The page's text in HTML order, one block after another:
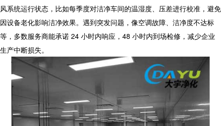
风系统运行状态，比如每季度对洁净车间的温湿度、压差进行校准，避免
因设备老化影响洁净效果。遇到突发问题，像空调故障、洁净度不达标
等，多数服务商能承诺 24 小时内响应，48 小时内到场检修，减少企业
生产中断损失。